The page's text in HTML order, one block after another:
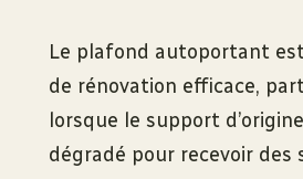
Le plafond autoportant
de rénovation efficace,
lorsque le support
dégradé pour recevoir des